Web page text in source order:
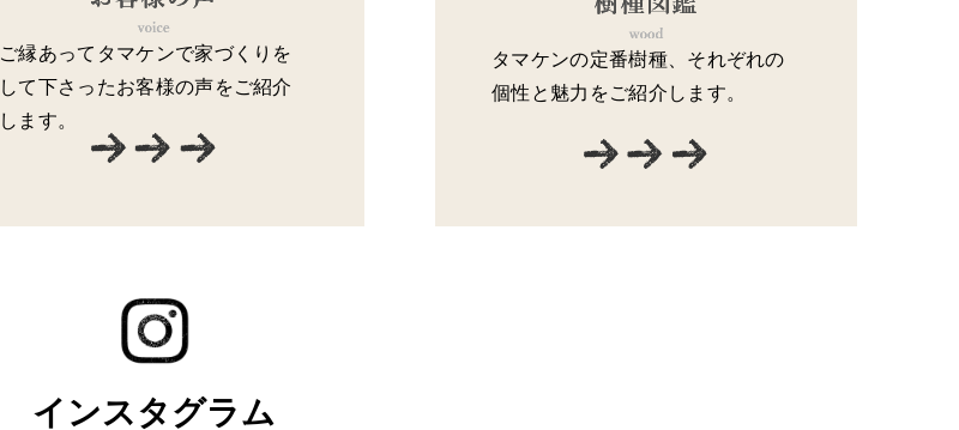
ご縁あってタマケンで家づくりを
して下さったお客様の声をご紹介
します。
タマケンの定番樹種、それぞれの
個性と魅力をご紹介します。
インスタグラム